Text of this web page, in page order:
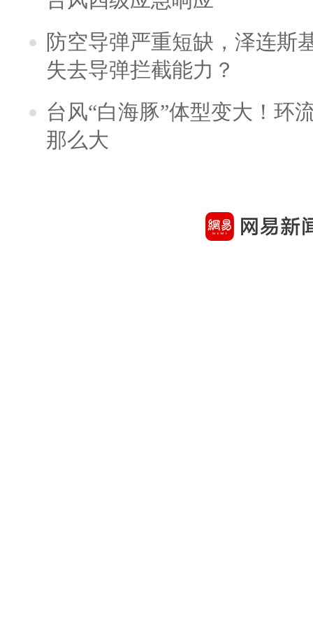
防空导弹严重短缺，泽连斯
失去导弹拦截能力？
台风“白海豚”体型变大！环
那么大